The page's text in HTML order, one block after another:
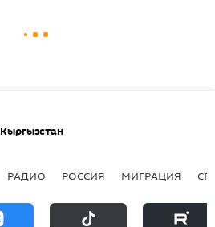
Кыргызстан
РАДИО РОССИЯ МИГРАЦИЯ